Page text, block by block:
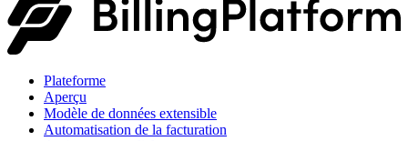
Plateforme
Aperçu
Modèle de données extensible
Automatisation de la facturation